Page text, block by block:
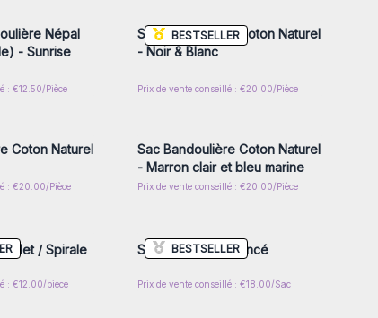
Népal
- Sunrise
: €12.50/Pièce
BESTSELLER
Sac Bandoulière Coton Naturel
- Noir & Blanc
Prix de vente conseillé : €20.00/Pièce
ou inscrivez-
Coton Naturel
: €20.00/Pièce
Connectez-vous ou inscrivez-
Sac Bandoulière Coton Naturel
- Marron clair et bleu marine
Prix de vente conseillé : €20.00/Pièce
ou inscrivez-
/ Spirale
: €12.00/piece
BESTSELLER
Connectez-vous ou inscrivez-
Sac Kilim - Bleu Foncé
Prix de vente conseillé : €18.00/Sac